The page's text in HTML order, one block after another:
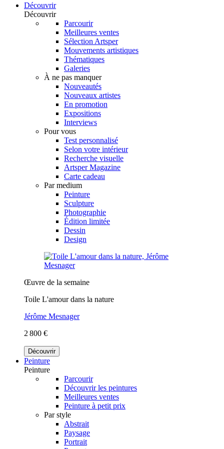
Découvrir
Découvrir
Parcourir
Meilleures ventes
Sélection Artsper
Mouvements artistiques
Thématiques
Galeries
À ne pas manquer
Nouveautés
Nouveaux artistes
En promotion
Expositions
Interviews
Pour vous
Test personnalisé
Selon votre intérieur
Recherche visuelle
Artsper Magazine
Carte cadeau
Par medium
Peinture
Sculpture
Photographie
Édition limitée
Dessin
Design
Œuvre de la semaine
Toile L'amour dans la nature
Jérôme Mesnager
2 800 €
Découvrir
Peinture
Peinture
Parcourir
Découvrir les peintures
Meilleures ventes
Peinture à petit prix
Par style
Abstrait
Paysage
Portrait